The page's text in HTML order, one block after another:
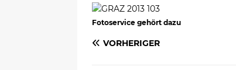
Fotoservice gehört dazu
VORHERIGER